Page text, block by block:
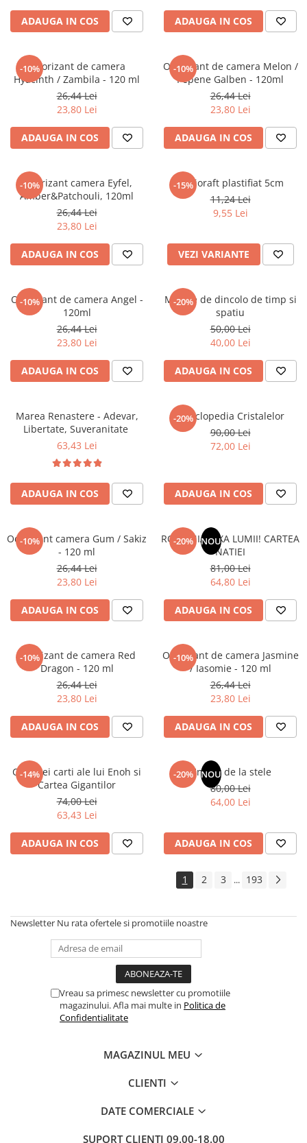
SealfHealing
Sport
Terapii Alternative
AudioBook
Beletristica
Biografii, Memorii, Jurnale
Carti erotice
Carti pentru Adolescenti, Young
Adult
Crime, Thriller, Mistery
Literatura Romana
Literatura Universala
Romane de dragoste, Carti
romantice
Senzatii/Dragoste
Senzatii/Erotic
Senzatii/Suspans
SF & Fantasy
Teatru
Teens Book Club
Birotica & Papetarie
Articole Birotica
Accesorii Arhivare
Instrumente de scris
Seturi birotica
Articole scolare
Caiete si Carnetele scolare
Coperti, Mape, Etichete
Ghiozdane si Penare scolare
Instrumente si Truse Geometrie
Seturi scolare
Calculator
Consumabile & Accesorii
Cadouri
Literatura Romana
Literatura Universala
Carte Prescolara, Joc
Carti cartonate
ADAUGA IN COS ADAUGA IN COS
-10%
Odorizant de camera
Hyacinth / Zambila - 120 ml
26,44 Lei
23,80 Lei
ADAUGA IN COS
-10%
Odorizant de camera Melon /
Pepene Galben - 120ml
26,44 Lei
23,80 Lei
ADAUGA IN COS
-10%
Odorizant camera Eyfel,
Amber&Patchouli, 120ml
26,44 Lei
23,80 Lei
ADAUGA IN COS
-15%
Biblioraft plastifiat 5cm
11,24 Lei
9,55 Lei
VEZI VARIANTE
-10%
Odorizant de camera Angel -
120ml
26,44 Lei
23,80 Lei
ADAUGA IN COS
-20%
Mesaje de dincolo de timp si
spatiu
50,00 Lei
40,00 Lei
ADAUGA IN COS
Marea Renastere - Adevar,
Libertate, Suveranitate
63,43 Lei
ADAUGA IN COS
-20%
Enciclopedia Cristalelor
90,00 Lei
72,00 Lei
ADAUGA IN COS
-10%
Odorizant camera Gum / Sakiz
- 120 ml
26,44 Lei
23,80 Lei
ADAUGA IN COS
-20% NOU
ROMANIA, AXA LUMII! CARTEA
NATIEI
81,00 Lei
64,80 Lei
ADAUGA IN COS
-10%
Odorizant de camera Red
Dragon - 120 ml
26,44 Lei
23,80 Lei
ADAUGA IN COS
-10%
Odorizant de camera Jasmine
/ Iasomie - 120 ml
26,44 Lei
23,80 Lei
ADAUGA IN COS
-14%
Cele trei carti ale lui Enoh si
Cartea Gigantilor
74,00 Lei
63,43 Lei
ADAUGA IN COS
-20% NOU
Un dar de la stele
80,00 Lei
64,00 Lei
ADAUGA IN COS
1 2 3 ... 193
Newsletter Nu rata ofertele si promotiile noastre
Vreau sa primesc newsletter cu promotiile
magazinului. Afla mai multe in Politica de
Confidentialitate
MAGAZINUL MEU
CLIENTI
DATE COMERCIALE
SUPORT CLIENTI 09.00-18.00